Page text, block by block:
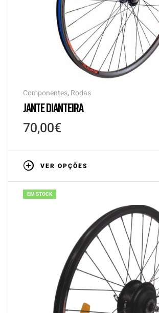
Componentes, Rodas
JANTE DIANTEIRA
70,00€
VER OPÇÕES
EM STOCK